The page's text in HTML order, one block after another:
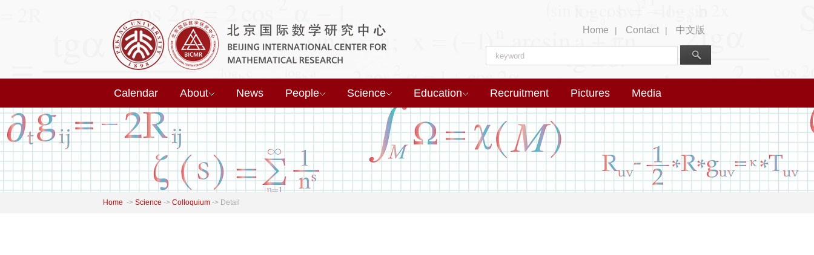
Home | Contact | 中文版
Calendar About News People Science Education Recruitment Pictures Media
Home -> Science -> Colloquium -> Detail